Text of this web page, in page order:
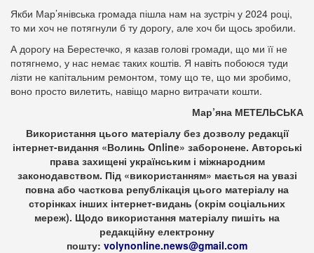
Якби Мар’янівська громада пішла нам на зустріч у 2024 році,
то ми хоч не потягнули б ту дорогу, але хоч би щось зробили.
А дорогу на Берестечко, я казав голові громади, що ми її не
потягнемо, у нас немає таких коштів. Я навіть побоюся туди
лізти не капітальним ремонтом, тому що те, що ми зробимо,
воно просто вилетить, навіщо марно витрачати кошти.
Мар’яна МЕТЕЛЬСЬКА
Використання цього матеріалу без дозволу редакції
інтернет-видання «Волинь Online» заборонене. Авторські
права захищені українським і міжнародним
законодавством. Під «використанням» мається на увазі
повна або часткова републікація цього матеріалу на
сторінках інших інтернет-видань (окрім соціальних
мереж). Щодо використання матеріалу пишіть на
редакційну електронну
пошту: volynonline.news@gmail.com